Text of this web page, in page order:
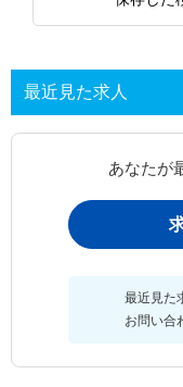
最近見た求人
あなたが
最近見た
お問い合